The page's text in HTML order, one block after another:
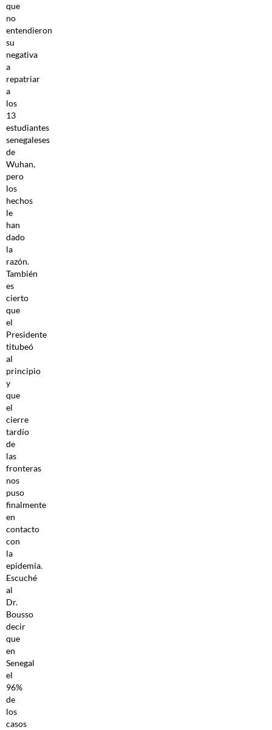
que
no
entendieron
su
negativa
a
repatriar
a
los
13
estudiantes
senegaleses
de
Wuhan,
pero
los
hechos
le
han
dado
la
razón.
También
es
cierto
que
el
Presidente
titubeó
al
principio
y
que
el
cierre
tardío
de
las
fronteras
nos
puso
finalmente
en
contacto
con
la
epidemia.
Escuché
al
Dr.
Bousso
decir
que
en
Senegal
el
96%
de
los
casos